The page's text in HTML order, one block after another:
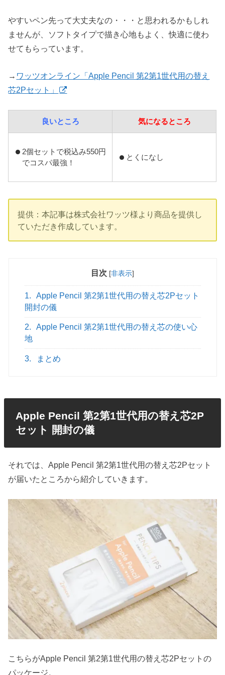
やすいペン先って大丈夫なの・・・と思われるかもしれ
ませんが、ソフトタイプで描き心地もよく、快適に使わ
せてもらっています。
→ ワッツオンライン「Apple Pencil 第2第1世代用の替え
芯2Pセット」
良いところ 気になるところ
2個セットで税込み550円
でコスパ最強！
とくになし
提供：本記事は株式会社ワッツ様より商品を提供し
ていただき作成しています。
目次 [非表示]
1.
Apple Pencil 第2第1世代用の替え芯2Pセット
開封の儀
2.
Apple Pencil 第2第1世代用の替え芯の使い心
地
3. まとめ
Apple Pencil 第2第1世代用の替え芯2P
セット 開封の儀
それでは、Apple Pencil 第2第1世代用の替え芯2Pセット
が届いたところから紹介していきます。
こちらがApple Pencil 第2第1世代用の替え芯2Pセットの
パッケージ。